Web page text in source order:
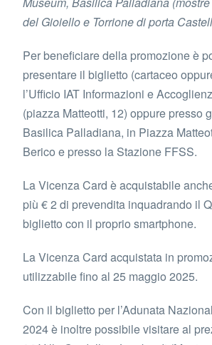
del Gioiello e Torrione di porta
Per beneficiare della promozione è
presentare il biglietto (cartaceo
l’Ufficio IAT Informazioni e
(piazza Matteotti, 12) oppure presso
Basilica Palladiana, in Piazza
Berico e presso la Stazione FFSS.
La Vicenza Card è acquistabile
più € 2 di prevendita inquadrando il
biglietto con il proprio smartphone.
La Vicenza Card acquistata in
utilizzabile fino al 25 maggio 2025.
Con il biglietto per l’Adunata
2024 è inoltre possibile visitare al